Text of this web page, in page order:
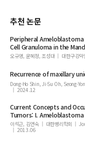
외부계측법에 의한 상악골
편측성 순열 구개열 환자에
하악지 시상분할 골절단술
악하선 타석증에 관한 임상
흡인생검술의 진단적 가치
하악우각부 골절의 골내고정
추천 논문
PeripheralAmeloblastoma
Cell Granuloma in the
오규영, 윤혜정, 조성대 대한구강
Recurrence of maxillary
Dong-Ho Shin, Ji-Su Oh, Seong-
2024.12
Current Concepts and
Tumors: I. Ameloblastoma
Tumor
이석근, 김연숙 대한병리학회
2013.06